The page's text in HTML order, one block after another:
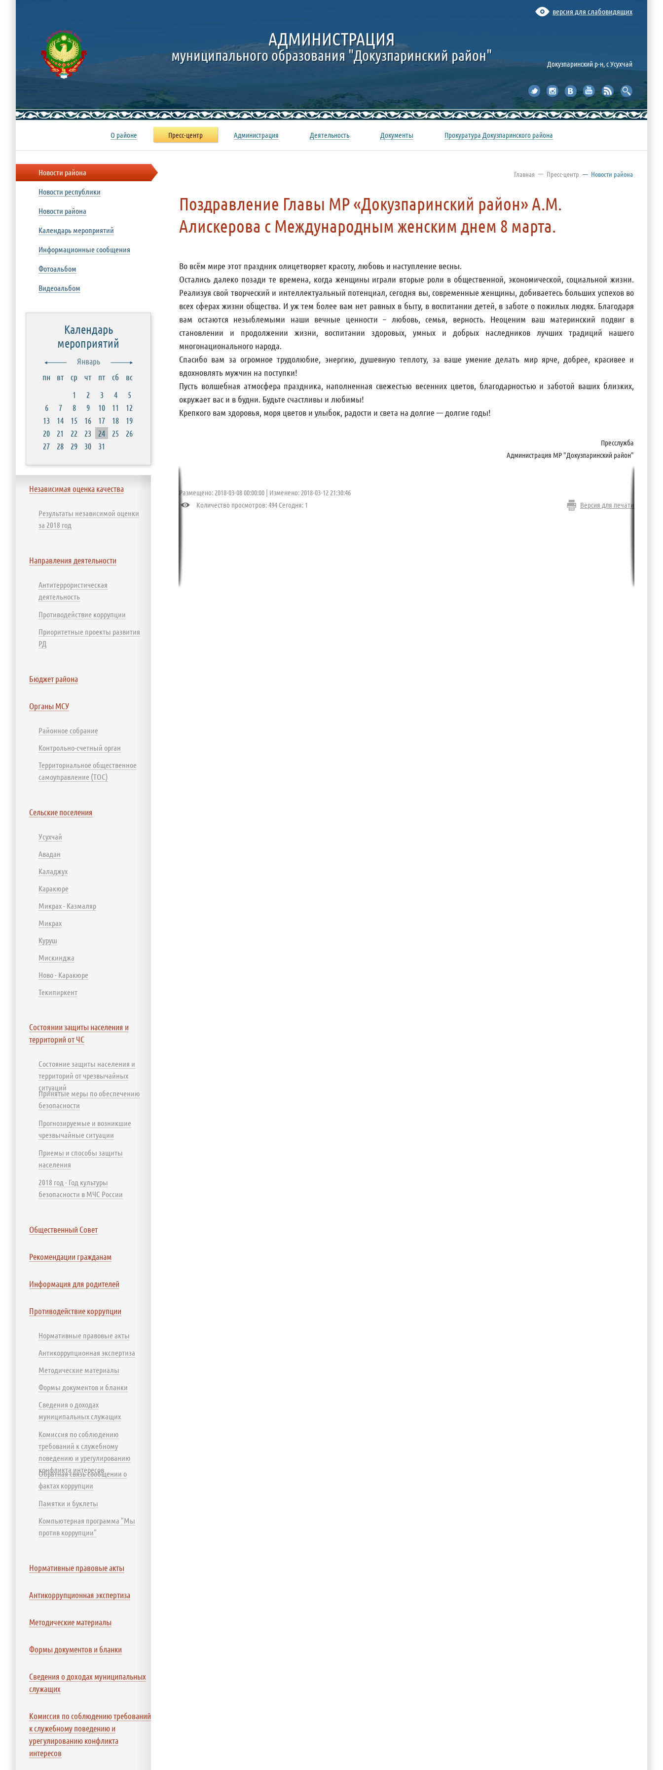
Главная — Пресс-центр — Новости района
Поздравление Главы МР «Докузпаринский район» А.М.
Алискерова с Международным женским днем 8 марта.
Во всём мире этот праздник олицетворяет красоту, любовь и наступление весны.
Остались далеко позади те времена, когда женщины играли вторые роли в общественной, экономической, социальной жизни.
Реализуя свой творческий и интеллектуальный потенциал, сегодня вы, современные женщины, добиваетесь больших успехов во
всех сферах жизни общества. И уж тем более вам нет равных в быту, в воспитании детей, в заботе о пожилых людях. Благодаря
вам остаются незыблемыми наши вечные ценности – любовь, семья, верность. Неоценим ваш материнский подвиг в
становлении и продолжении жизни, воспитании здоровых, умных и добрых наследников лучших традиций нашего
многонационального народа.
Спасибо вам за огромное трудолюбие, энергию, душевную теплоту, за ваше умение делать мир ярче, добрее, красивее и
вдохновлять мужчин на поступки!
Пусть волшебная атмосфера праздника, наполненная свежестью весенних цветов, благодарностью и заботой ваших близких,
окружает вас и в будни. Будьте счастливы и любимы!
Крепкого вам здоровья, моря цветов и улыбок, радости и света на долгие — долгие годы!
Пресслужба
Администрация МР "Докузпаринский район"
Размещено: 2018-03-08 00:00:00
Изменено: 2018-03-12 21:30:46
Количество просмотров: 494 Cегодня: 1
Версия для печати
Новости района
Новости республики
Новости района
Календарь мероприятий
Информационные сообщения
Фотоальбом
Видеоальбом
Календарь
мероприятий
Январь
пн
вт ср чт пт сб
вс
1
2 3 4
5
6
7 8 9 10 11
12
13
14 15 16 17 18
19
20
21 22 23 24 25
26
27
28 29 30 31
Независимая оценка качества
Результаты независимой оценки
за 2018 год
Направления деятельности
Антитеррористическая
деятельность
Противодействие коррупции
Приоритетные проекты развития
РД
Бюджет района
Органы МСУ
Районное собрание
Контрольно-счетный орган
Территориальное общественное
самоуправление (ТОС)
Сельские поселения
Усухчай
Авадан
Каладжух
Каракюре
Микрах - Казмаляр
Микрах
Куруш
Мискинджа
Ново - Каракюре
Текипиркент
Состоянии защиты населения и
территорий от ЧС
Состояние защиты населения и
территорий от чрезвычайных
ситуаций
Принятые меры по обеспечению
безопасности
Прогнозируемые и возникшие
чрезвычайные ситуации
Приемы и способы защиты
населения
2018 год - Год культуры
безопасности в МЧС России
Общественный Совет
Рекомендации гражданам
Информация для родителей
Противодействие коррупции
Нормативные правовые акты
Антикоррупционная экспертиза
Методические материалы
Формы документов и бланки
Сведения о доходах
муниципальных служащих
Комиссия по соблюдению
требований к служебному
поведению и урегулированию
конфликта интересов
Обратная связь сообщении о
фактах коррупции
Памятки и буклеты
Компьютерная программа "Мы
против коррупции"
Нормативные правовые акты
Антикоррупционная экспертиза
Методические материалы
Формы документов и бланки
Сведения о доходах муниципальных
служащих
Комиссия по соблюдению требований
к служебному поведению и
урегулированию конфликта
интересов
версия для слабовидящих
Докузпаринский р-н, c Усухчай
АДМИНИСТРАЦИЯ
муниципального образования "Докузпаринский район"
О районе Пресс-центр Администрация Деятельность Документы Прокуратура Докузпаринского района